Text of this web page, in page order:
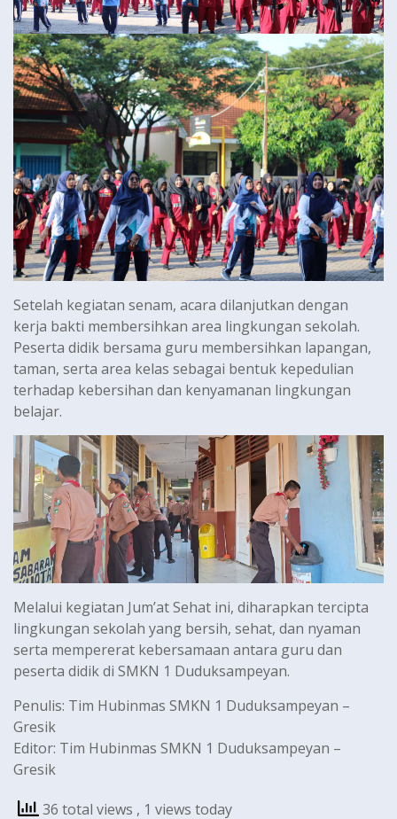
Setelah kegiatan senam, acara dilanjutkan dengan
kerja bakti membersihkan area lingkungan sekolah.
Peserta didik bersama guru membersihkan lapangan,
taman, serta area kelas sebagai bentuk kepedulian
terhadap kebersihan dan kenyamanan lingkungan
belajar.
Melalui kegiatan Jum’at Sehat ini, diharapkan tercipta
lingkungan sekolah yang bersih, sehat, dan nyaman
serta mempererat kebersamaan antara guru dan
peserta didik di SMKN 1 Duduksampeyan.
Penulis: Tim Hubinmas SMKN 1 Duduksampeyan –
Gresik
Editor: Tim Hubinmas SMKN 1 Duduksampeyan –
Gresik
36 total views , 1 views today